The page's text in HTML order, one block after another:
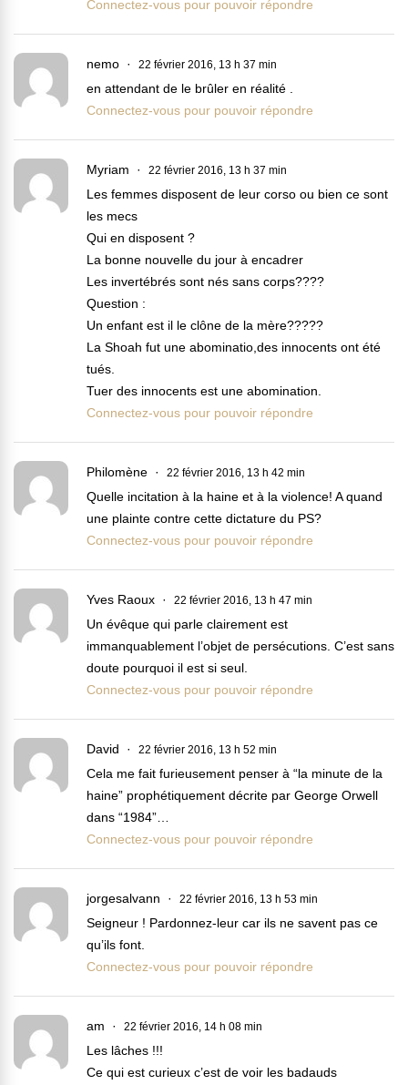
Connectez-vous pour pouvoir répondre
nemo 22 février 2016, 13 h 37 min
en attendant de le brûler en réalité .
Connectez-vous pour pouvoir répondre
Myriam 22 février 2016, 13 h 37 min
Les femmes disposent de leur corso ou bien ce sont
les mecs
Qui en disposent ?
La bonne nouvelle du jour à encadrer
Les invertébrés sont nés sans corps????
Question :
Un enfant est il le clône de la mère?????
La Shoah fut une abominatio,des innocents ont été
tués.
Tuer des innocents est une abomination.
Connectez-vous pour pouvoir répondre
Philomène 22 février 2016, 13 h 42 min
Quelle incitation à la haine et à la violence! A quand
une plainte contre cette dictature du PS?
Connectez-vous pour pouvoir répondre
Yves Raoux 22 février 2016, 13 h 47 min
Un évêque qui parle clairement est
immanquablement l’objet de persécutions. C’est sans
doute pourquoi il est si seul.
Connectez-vous pour pouvoir répondre
David 22 février 2016, 13 h 52 min
Cela me fait furieusement penser à “la minute de la
haine” prophétiquement décrite par George Orwell
dans “1984”…
Connectez-vous pour pouvoir répondre
jorgesalvann 22 février 2016, 13 h 53 min
Seigneur ! Pardonnez-leur car ils ne savent pas ce
qu’ils font.
Connectez-vous pour pouvoir répondre
am 22 février 2016, 14 h 08 min
Les lâches !!!
Ce qui est curieux c’est de voir les badauds